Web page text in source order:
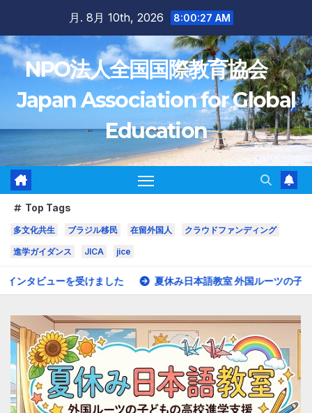
content
月. 8月 10th, 2026 8:00:30 AM
NPO法人全国国際教育協会
Japan Association for Global
Education
Top Tags
多文化共生 ブラジル移民 在留外国人 クラウドファンディング
進学ガイダンス JICA jice
夏休み日本語教室 外国ルーツの子どもたち にほんごでべんきょうし